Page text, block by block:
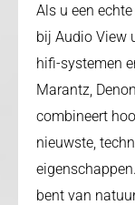
Als u een
bij Audio View
hifi-systemen
Marantz,
combineert
nieuwste,
bent van